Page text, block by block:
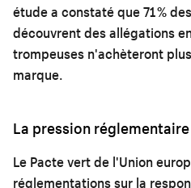
étude a constaté que 71 %
découvrent des allégations
trompeuses n'achèteront
marque.
La pression
Le Pacte vert de l'Union
réglementations sur la